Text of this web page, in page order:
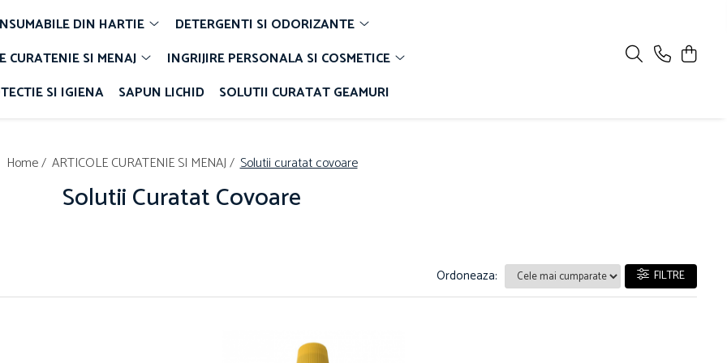
DIN HARTIE
DETERGENTI SI ODORIZANTE
CURATENIE SI MENAJ
INGRIJIRE PERSONALA SI COSMETICE
SI IGIENA
SAPUN LICHID SOLUTII CURATAT GEAMURI
Home / ARTICOLE CURATENIE SI MENAJ / Solutii curatat covoare
Solutii Curatat Covoare
FILTRE
Ordoneaza: